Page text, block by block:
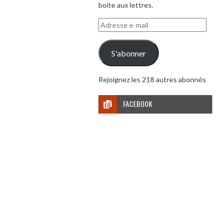
boite aux lettres.
Adresse
e-
mail
S'abonner
Rejoignez les 218 autres abonnés
FACEBOOK